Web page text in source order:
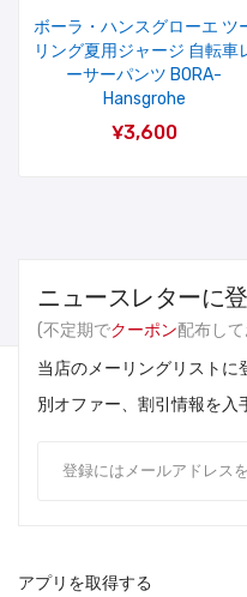
ボーラ・ハンスグローエ ツ
リング夏用ジャージ 自転車
ーサーパンツ BORA-
Hansgrohe
¥3,600
ニュースレターに
(不定期でクーポン配布し
当店のメーリングリスト
別オファー、割引情報を入
アプリを取得する